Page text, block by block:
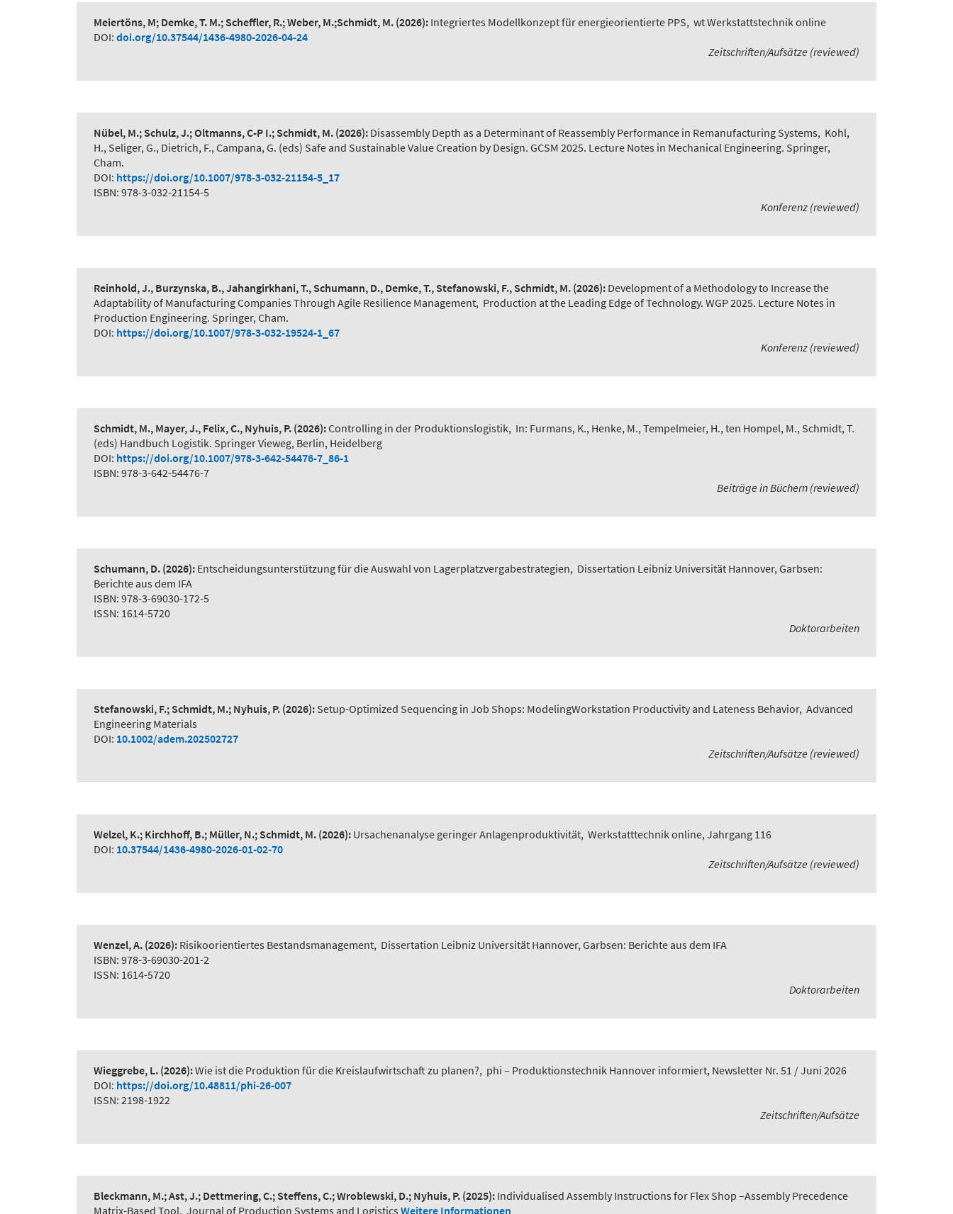
Meiertöns, M; Demke, T. M.; Scheffler, R.; Weber, M.;Schmidt, M. (2026): Integriertes Modellkonzept für energieorientierte PPS, wt Werkstattstechnik online
DOI: doi.org/10.37544/1436-4980-2026-04-24
Zeitschriften/Aufsätze (reviewed)
Nübel, M.; Schulz, J.; Oltmanns, C-P I.; Schmidt, M. (2026): Disassembly Depth as a Determinant of Reassembly Performance in Remanufacturing Systems, Kohl,
H., Seliger, G., Dietrich, F., Campana, G. (eds) Safe and Sustainable Value Creation by Design. GCSM 2025. Lecture Notes in Mechanical Engineering. Springer,
Cham.
DOI: https://doi.org/10.1007/978-3-032-21154-5_17
ISBN: 978-3-032-21154-5
Konferenz (reviewed)
Reinhold, J., Burzynska, B., Jahangirkhani, T., Schumann, D., Demke, T., Stefanowski, F., Schmidt, M. (2026): Development of a Methodology to Increase the
Adaptability of Manufacturing Companies Through Agile Resilience Management, Production at the Leading Edge of Technology. WGP 2025. Lecture Notes in
Production Engineering. Springer, Cham.
DOI: https://doi.org/10.1007/978-3-032-19524-1_67
Konferenz (reviewed)
Schmidt, M., Mayer, J., Felix, C., Nyhuis, P. (2026):Controlling in der Produktionslogistik, In: Furmans, K., Henke, M., Tempelmeier, H., ten Hompel, M., Schmidt, T.
(eds) Handbuch Logistik. Springer Vieweg, Berlin, Heidelberg
DOI: https://doi.org/10.1007/978-3-642-54476-7_86-1
ISBN: 978-3-642-54476-7
Beiträge in Büchern (reviewed)
Schumann, D. (2026): Entscheidungsunterstützung für die Auswahl von Lagerplatzvergabestrategien, Dissertation Leibniz Universität Hannover, Garbsen:
Berichte aus dem IFA
ISBN: 978-3-69030-172-5
ISSN: 1614-5720
Doktorarbeiten
Stefanowski, F.; Schmidt, M.; Nyhuis, P. (2026): Setup-Optimized Sequencing in Job Shops: ModelingWorkstation Productivity and Lateness Behavior, Advanced
Engineering Materials
DOI: 10.1002/adem.202502727
Zeitschriften/Aufsätze (reviewed)
Welzel, K.; Kirchhoff, B.; Müller, N.; Schmidt, M. (2026): Ursachenanalyse geringer Anlagenproduktivität, Werkstatttechnik online, Jahrgang 116
DOI: 10.37544/1436-4980-2026-01-02-70
Zeitschriften/Aufsätze (reviewed)
Wenzel, A. (2026): Risikoorientiertes Bestandsmanagement, Dissertation Leibniz Universität Hannover, Garbsen: Berichte aus dem IFA
ISBN: 978-3-69030-201-2
ISSN: 1614-5720
Doktorarbeiten
Wieggrebe, L. (2026):Wie ist die Produktion für die Kreislaufwirtschaft zu planen?, phi – Produktionstechnik Hannover informiert, Newsletter Nr. 51 / Juni 2026
DOI: https://doi.org/10.48811/phi-26-007
ISSN: 2198-1922
Zeitschriften/Aufsätze
Bleckmann, M.; Ast, J.; Dettmering, C.; Steffens, C.; Wroblewski, D.; Nyhuis, P. (2025): Individualised Assembly Instructions for Flex Shop –Assembly Precedence
Matrix-Based Tool, Journal of Production Systems and Logistics Weitere Informationen